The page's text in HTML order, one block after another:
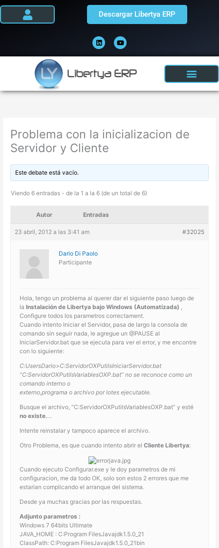
Ir
i
n
k
e
i
n
o
u
t
u
e
Descargar Libertya ERP
Problema con la inicializacion de
Servidor y Cliente
Este debate está vacío.
Viendo 6 entradas - de la 1 a la 6 (de un total de 6)
Autor Entradas
23 abril, 2012 a las 3:41 am #32025
Dario Di Paolo
Participante
Hola, tengo un problema al querer dar el siguiente paso luego de
laInstalación de Libertya bajo Windows (Automatizada)
Configure todos los parametros correctament.
Cuando intento Iniciar el Servidor, pasa de largo la consola de
comando sin seguir nada, le agregue un @PAUSE al
IniciarServidor.bat que se ejecuta para ver el error, y me encontre
con lo siguiente:
C:UsersDario>C:ServidorOXPutilsIniciarServidor.bat
“C:ServidorOXPutilsVariablesOXP.bat” no se reconoce como un
comando interno o
externo,programa o archivo por lotes ejecutable.
Busque el archivo, “C:ServidorOXPutilsVariablesOXP.bat” y esté
no existe….
Intente reinstalar y tampoco aparece el archivo.
Otro Problema, es que cuando intento abrir elCliente Libertya:
Cuando ejecuto Configurar.exe y le doy parametros de mi
configuracion, me da todo OK, solo son estos 2 errores que me
estarian complicando el arranque del sistema.
Desde ya muchas gracias por las respuestas.
Adjunto parametros :
Windows 7 64bits Ultimate
JAVA_HOME : C:Program FilesJavajdk1.5.0_21
ClassPath: C:Program FilesJavajdk1.5.0_21bin